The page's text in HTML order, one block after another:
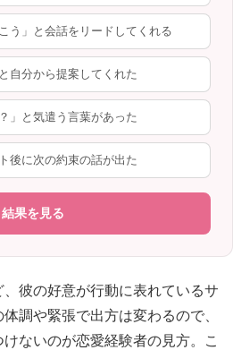
う」と会話をリードしてくれる
自分から提案してくれた
」と気遣う言葉があった
後に次の約束の話が出た
結果を見る
彼の好意が行動に表れているサ
調や緊張で出方は変わるので、
ないのが恋愛経験者の見方。こ